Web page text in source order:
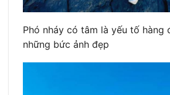
Phó nháy có tâm là yếu tố hàng
những bức ảnh đẹp